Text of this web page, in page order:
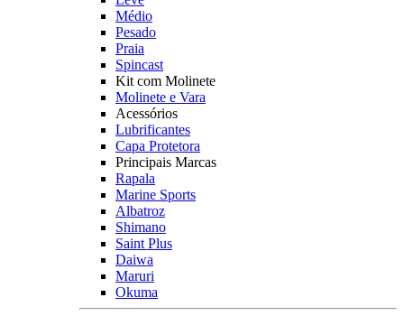
Médio
Pesado
Praia
Spincast
Kit com Molinete
Molinete e Vara
Acessórios
Lubrificantes
Capa Protetora
Principais Marcas
Rapala
Marine Sports
Albatroz
Shimano
Saint Plus
Daiwa
Maruri
Okuma